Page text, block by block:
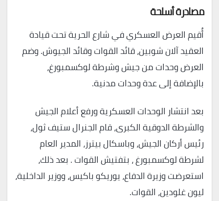
مصادرة أسلحة
أُقيم العرض العسكري في شارع الحرية تحت قيادة
العقيد آلان شوبين، قائد القوات وقائد الجيوش. وضم
العرض وحدات من جيش وشرطة لوكسمبورغ،
بالإضافة إلى عدة وحدات مدنية.
بعد انتشار الوحدات العسكرية ورفع أعلام الجيش
والشرطة الدوقية الكبرى، قام الجنرال ستيف ثول،
رئيس أركان الجيش، وباسكال بيترز، المدير العام
لشرطة لوكسمبورغ ، بتفتيش القوات . بعد ذلك،
استعرضت وزيرة الدفاع، يوريكو باكيس، ووزير الداخلية،
ليون غلودين، القوات.